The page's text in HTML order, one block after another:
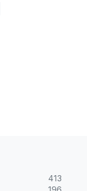
413